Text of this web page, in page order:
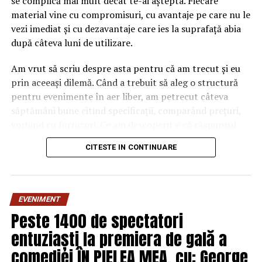
material vine cu compromisuri, cu avantaje pe care nu le
vezi imediat și cu dezavantaje care ies la suprafață abia
după câteva luni de utilizare.
Am vrut să scriu despre asta pentru că am trecut și eu
prin aceeași dilemă. Când a trebuit să aleg o structură
pentru evenimente în aer liber, am petrecut câteva
săptămâni bune citind specificații, comparând prețuri,
„corect” depinde mult de context, de cât de des muți
pavilionul și de ce condiții meteo ai de înfruntat.
materialului mai mult decât
crezi
Multe persoane tratează cadrul metalic al unui pavilion
CITESTE IN CONTINUARE
EVENIMENT
Peste 1400 de spectatori
entuziaști la premiera de gală a
comediei ÎN PIELEA MEA, cu: George